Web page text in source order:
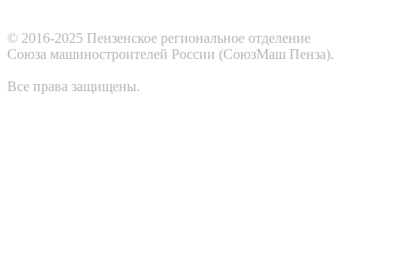
© 2016-2025 Пензенское региональное отделение
Cоюза машиностроителей России (СоюзМаш Пенза).
Все права защищены.